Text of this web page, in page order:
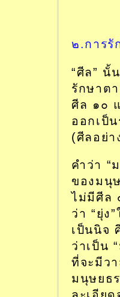
๒.การรั
“ศีล” นั้
รักษาต
ศีล ๑๐
ออกเป็
(ศีลอย่า
คำว่า “
ของมนุ
ไม่มีศีล
ว่า “ยุ่ง
เป็นนิจ
ว่าเป็น
ที่จะมีว
มนุษยธ